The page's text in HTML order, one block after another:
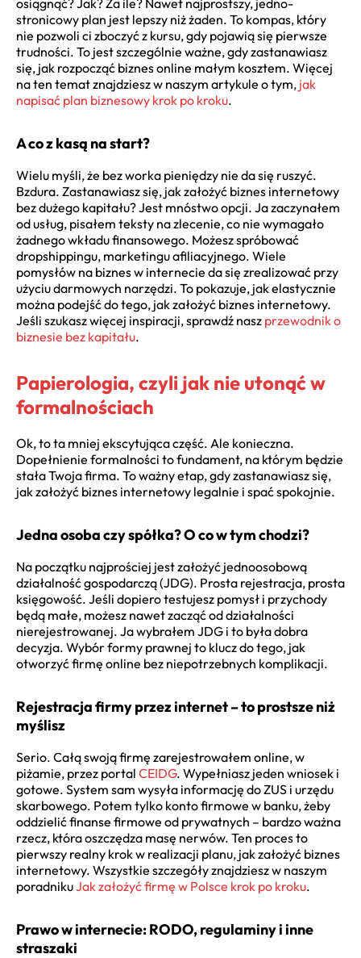
osiągnąć? Jak? Za ile? Nawet najprostszy, jedno-
stronicowy plan jest lepszy niż żaden. To kompas, który
nie pozwoli ci zboczyć z kursu, gdy pojawią się pierwsze
trudności. To jest szczególnie ważne, gdy zastanawiasz
się, jak rozpocząć biznes online małym kosztem. Więcej
na ten temat znajdziesz w naszym artykule o tym, jak
napisać plan biznesowy krok po kroku.
A co z kasą na start?
Wielu myśli, że bez worka pieniędzy nie da się ruszyć.
Bzdura. Zastanawiasz się, jak założyć biznes internetowy
bez dużego kapitału? Jest mnóstwo opcji. Ja zaczynałem
od usług, pisałem teksty na zlecenie, co nie wymagało
żadnego wkładu finansowego. Możesz spróbować
dropshippingu, marketingu afiliacyjnego. Wiele
pomysłów na biznes w internecie da się zrealizować przy
użyciu darmowych narzędzi. To pokazuje, jak elastycznie
można podejść do tego, jak założyć biznes internetowy.
Jeśli szukasz więcej inspiracji, sprawdź nasz przewodnik o
biznesie bez kapitału.
Papierologia, czyli jak nie utonąć w
formalnościach
Ok, to ta mniej ekscytująca część. Ale konieczna.
Dopełnienie formalności to fundament, na którym będzie
stała Twoja firma. To ważny etap, gdy zastanawiasz się,
jak założyć biznes internetowy legalnie i spać spokojnie.
Jedna osoba czy spółka? O co w tym chodzi?
Na początku najprościej jest założyć jednoosobową
działalność gospodarczą (JDG). Prosta rejestracja, prosta
księgowość. Jeśli dopiero testujesz pomysł i przychody
będą małe, możesz nawet zacząć od działalności
nierejestrowanej. Ja wybrałem JDG i to była dobra
decyzja. Wybór formy prawnej to klucz do tego, jak
otworzyć firmę online bez niepotrzebnych komplikacji.
Rejestracja firmy przez internet – to prostsze niż
myślisz
Serio. Całą swoją firmę zarejestrowałem online, w
piżamie, przez portal CEIDG. Wypełniasz jeden wniosek i
gotowe. System sam wysyła informację do ZUS i urzędu
skarbowego. Potem tylko konto firmowe w banku, żeby
oddzielić finanse firmowe od prywatnych – bardzo ważna
rzecz, która oszczędza masę nerwów. Ten proces to
pierwszy realny krok w realizacji planu, jak założyć biznes
internetowy. Wszystkie szczegóły znajdziesz w naszym
poradnikuJak założyć firmę w Polsce krok po kroku.
Prawo w internecie: RODO, regulaminy i inne
straszaki